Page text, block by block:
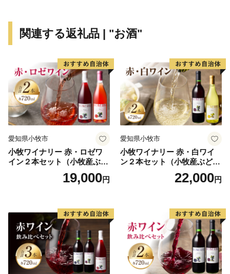
関連する返礼品 | "お酒"
愛知県小牧市
小牧ワイナリー 赤・ロゼワ
イン２本セット（小牧産ぶど
19,000円
愛知県小牧市
小牧ワイナリー 赤・白ワイ
ン２本セット（小牧産ぶどう
22,000円